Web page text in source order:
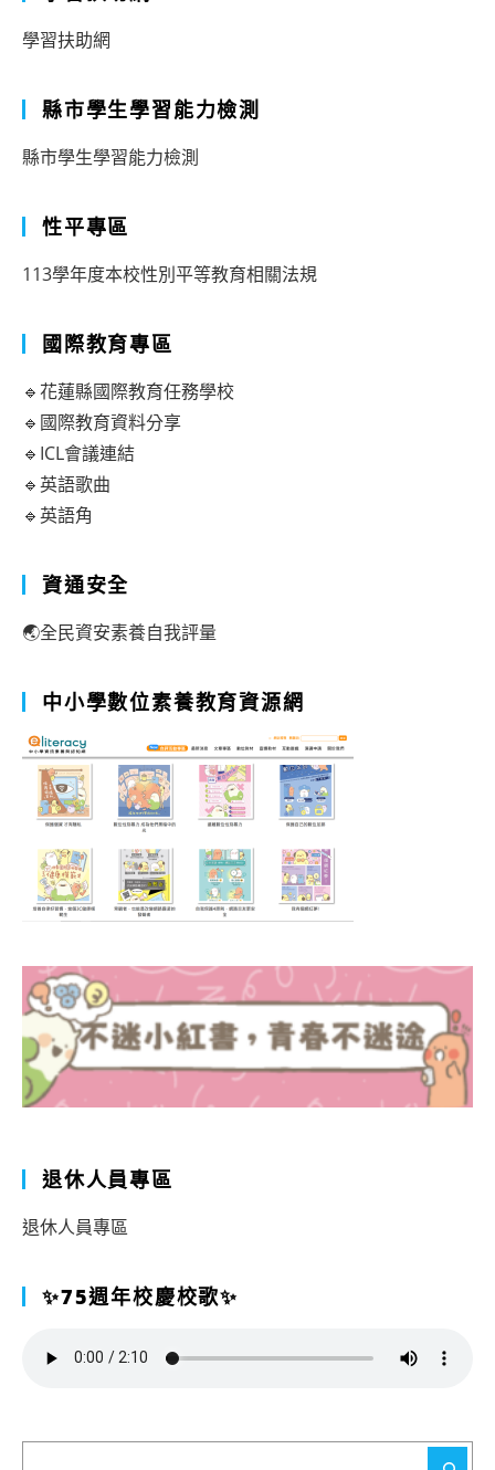
學習扶助網
縣市學生學習能力檢測
縣市學生學習能力檢測
性平專區
113學年度本校性別平等教育相關法規
國際教育專區
🔹花蓮縣國際教育任務學校
🔹國際教育資料分享
🔹ICL會議連結
🔹英語歌曲
🔹英語角
資通安全
🌏全民資安素養自我評量
中小學數位素養教育資源網
退休人員專區
退休人員專區
✨75週年校慶校歌✨